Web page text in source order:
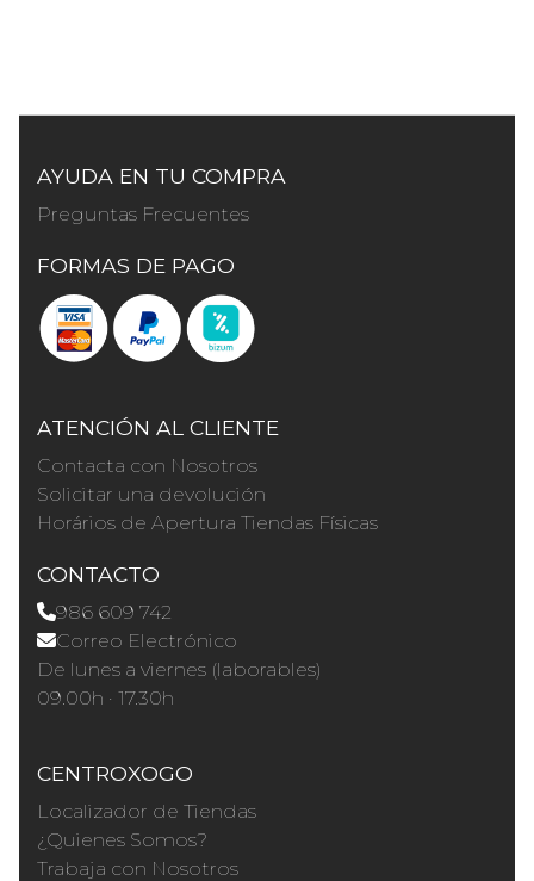
AYUDA EN TU COMPRA
Preguntas Frecuentes
FORMAS DE PAGO
ATENCIÓN AL CLIENTE
Contacta con Nosotros
Solicitar una devolución
Horários de Apertura Tiendas Físicas
CONTACTO
986 609 742
Correo Electrónico
De lunes a viernes (laborables)
09.00h · 17.30h
CENTROXOGO
Localizador de Tiendas
¿Quienes Somos?
Trabaja con Nosotros